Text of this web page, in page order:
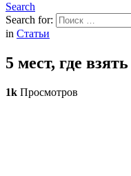
Search
Search for:
in Статьи
5 мест, где
1k Просмотров